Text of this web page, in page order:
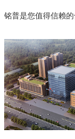
铭普是您值得信赖